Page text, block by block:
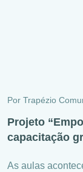
Por Trapézio
Projeto
capacitação
As aulas